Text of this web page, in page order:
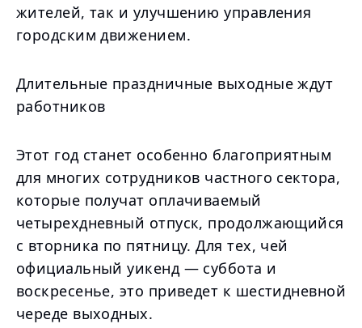
жителей, так и улучшению управления
городским движением.
Длительные праздничные выходные ждут
работников
Этот год станет особенно благоприятным
для многих сотрудников частного сектора,
которые получат оплачиваемый
четырехдневный отпуск, продолжающийся
с вторника по пятницу. Для тех, чей
официальный уикенд — суббота и
воскресенье, это приведет к шестидневной
череде выходных.